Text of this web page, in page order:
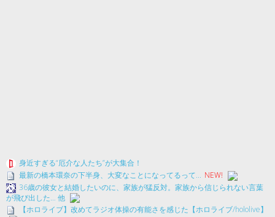
身近すぎる“厄介な人たち”が大集合！
最新の橋本環奈の下半身、大変なことになってるって... NEW!
36歳の彼女と結婚したいのに、家族が猛反対。家族から信じられない言葉
が飛び出した… 他
【ホロライブ】改めてラジオ体操の有能さを感じた【ホロライブ/hololive】